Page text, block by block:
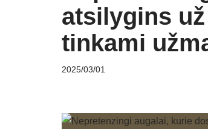
atsilygins
tinkami
2025/03/01